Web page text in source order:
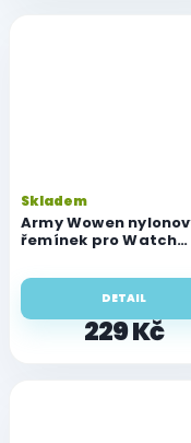
Army Wowen
řemínek pro Watch
Skladem
229 Kč
DETAIL